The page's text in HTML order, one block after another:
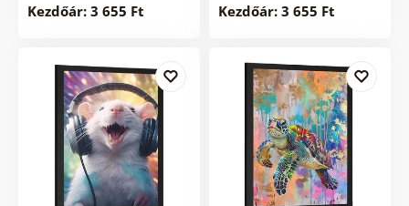
Kezdőár: 3 655 Ft Kezdőár: 3 655 Ft